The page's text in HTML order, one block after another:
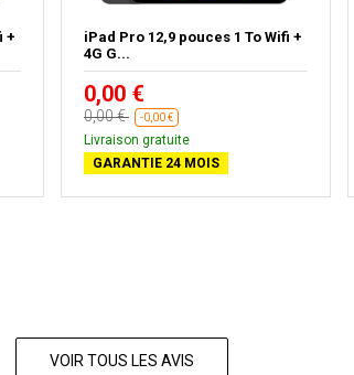
+
iPad Pro 12,9 pouces 1 To Wifi +
4G G...
0,00 €
0,00 € -0,00 €
Livraison gratuite
GARANTIE 24 MOIS
VOIR TOUS LES AVIS